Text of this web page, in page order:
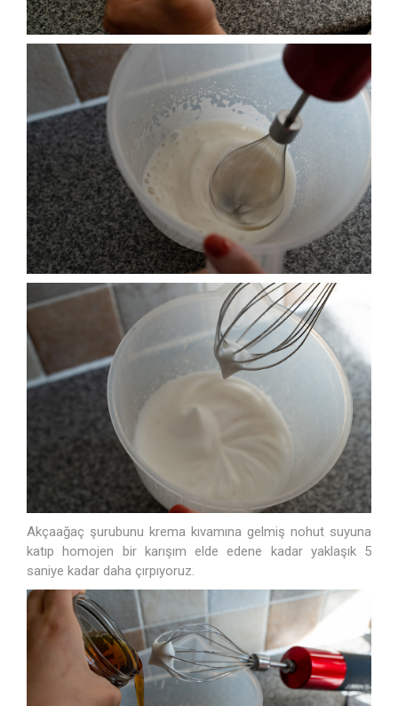
Akçaağaç şurubunu krema kıvamına gelmiş nohut suyuna
katıp homojen bir karışım elde edene kadar yaklaşık 5
saniye kadar daha çırpıyoruz.